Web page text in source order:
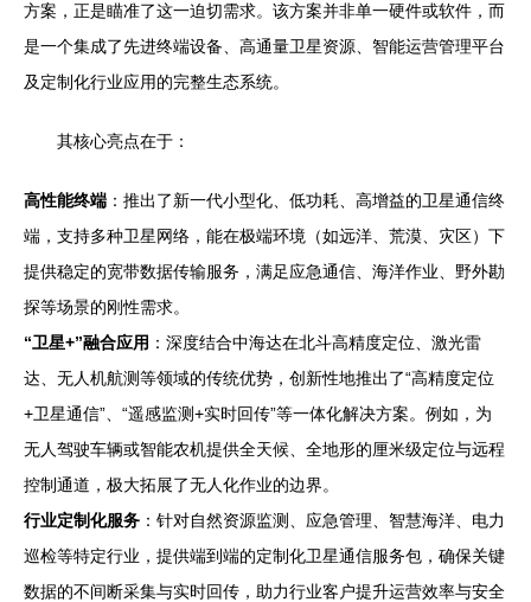
方案，正是瞄准了这一迫切需求。该方案并非单一硬件或软件，而
是一个集成了先进终端设备、高通量卫星资源、智能运营管理平台
及定制化行业应用的完整生态系统。
其核心亮点在于：
高性能终端 ：推出了新一代小型化、低功耗、高增益的卫星通信终
端，支持多种卫星网络，能在极端环境（如远洋、荒漠、灾区）下
提供稳定的宽带数据传输服务，满足应急通信、海洋作业、野外勘
探等场景的刚性需求。
“卫星+”融合应用 ：深度结合中海达在北斗高精度定位、激光雷
达、无人机航测等领域的传统优势，创新性地推出了“高精度定位
+卫星通信”、“遥感监测+实时回传”等一体化解决方案。例如，为
无人驾驶车辆或智能农机提供全天候、全地形的厘米级定位与远程
控制通道，极大拓展了无人化作业的边界。
行业定制化服务 ：针对自然资源监测、应急管理、智慧海洋、电力
巡检等特定行业，提供端到端的定制化卫星通信服务包，确保关键
数据的不间断采集与实时回传，助力行业客户提升运营效率与安全